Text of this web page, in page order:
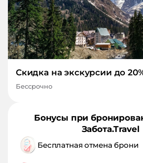
Скидка на экскурсии до
Бессрочно
Бонусы при
Забота.Travel
Бесплатная отмена брони